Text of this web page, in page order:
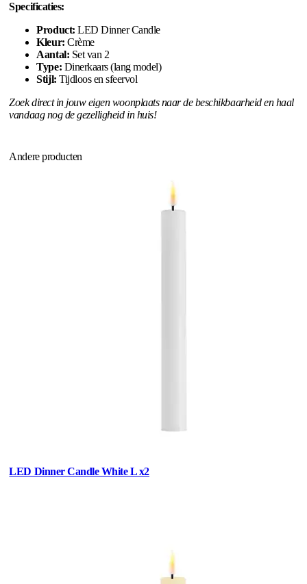
Specificaties:
Product: LED Dinner Candle
Kleur: Crème
Aantal: Set van 2
Type: Dinerkaars (lang model)
Stijl: Tijdloos en sfeervol
Zoek direct in jouw eigen woonplaats naar de beschikbaarheid en haal
vandaag nog de gezelligheid in huis!
Andere producten
LED Dinner Candle White L x2